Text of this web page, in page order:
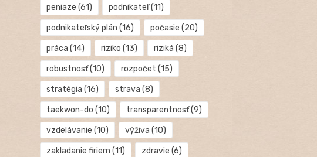
peniaze (61) podnikateľ(11)
podnikateľský plán (16) počasie (20)
práca (14) riziko (13) riziká (8)
robustnosť(10) rozpočet (15)
stratégia (16) strava (8)
taekwon-do (10) transparentnosť(9)
vzdelávanie (10) výživa (10)
zakladanie firiem (11) zdravie (6)